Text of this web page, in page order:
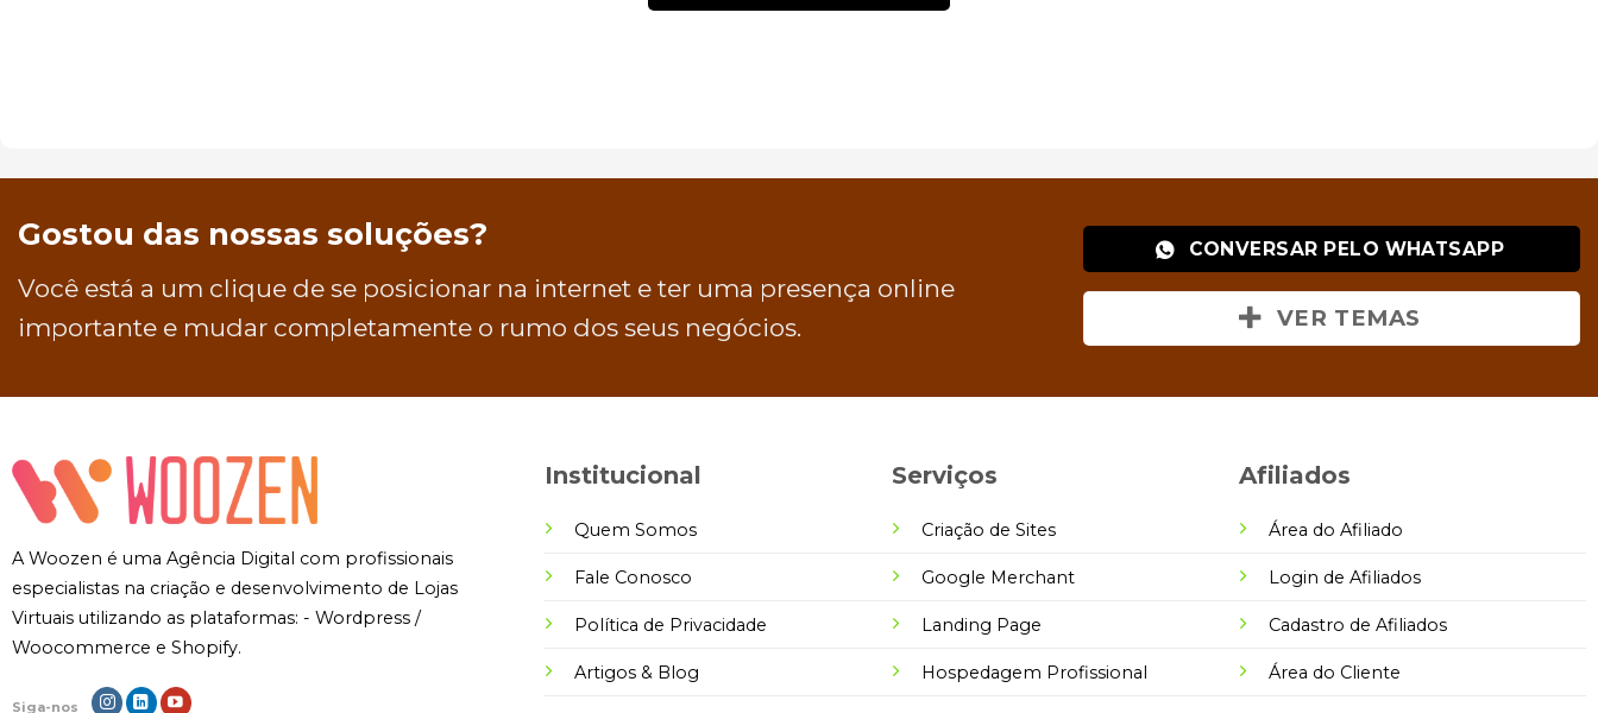
Gostou das nossas soluções?
Você está a um clique de se posicionar na internet e ter uma presença online
importante e mudar completamente o rumo dos seus negócios.
CONVERSAR PELO WHATSAPP
VER TEMAS
A Woozen é uma Agência Digital com profissionais
especialistas na criação e desenvolvimento de Lojas
Virtuais utilizando as plataformas: - Wordpress /
Woocommerce e Shopify.
Siga-nos
Institucional
Quem Somos
Fale Conosco
Política de Privacidade
Artigos & Blog
Serviços
Criação de Sites
Google Merchant
Landing Page
Hospedagem Profissional
Afiliados
Área do Afiliado
Login de Afiliados
Cadastro de Afiliados
Área do Cliente